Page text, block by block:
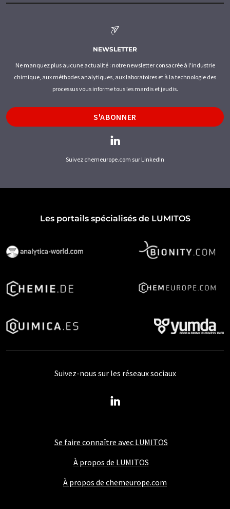
NEWSLETTER
Ne manquez plus aucune actualité : notre newsletter consacrée à l'industrie
chimique, aux méthodes analytiques, aux laboratoires et à la technologie des
processus vous informe tous les mardis et jeudis.
S'ABONNER
Suivez chemeurope.com sur LinkedIn
Les portails spécialisés de LUMITOS
Se faire connaître avec LUMITOS
À propos de LUMITOS
À propos de chemeurope.com
Suivez-nous sur les réseaux sociaux